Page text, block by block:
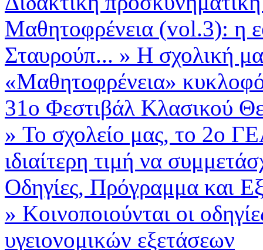
Μαθητοφρένεια (vol.3): η
Σταυρούπ... » Η σχολική
«Μαθητοφρένεια»
31ο Φεστιβάλ Κλασικού
» Το σχολείο μας, το 2ο
ιδιαίτερη τιμή να
Οδηγίες, Πρόγραμμα και
» Κοινοποιούνται οι
υγειονομικών εξετάσεων